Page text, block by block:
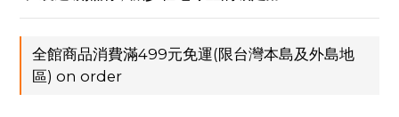
全館商品消費滿499元免運(限台灣本島及外島地
區) on order